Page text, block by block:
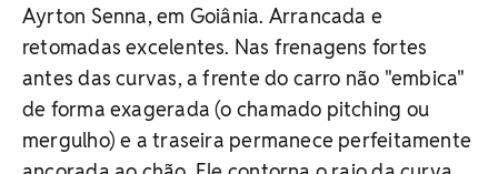
Ayrton Senna, em Goiânia. Arrancada e
retomadas excelentes. Nas frenagens fortes
antes das curvas, a frente do carro não "embica"
de forma exagerada (o chamado pitching ou
mergulho) e a traseira permanece perfeitamente